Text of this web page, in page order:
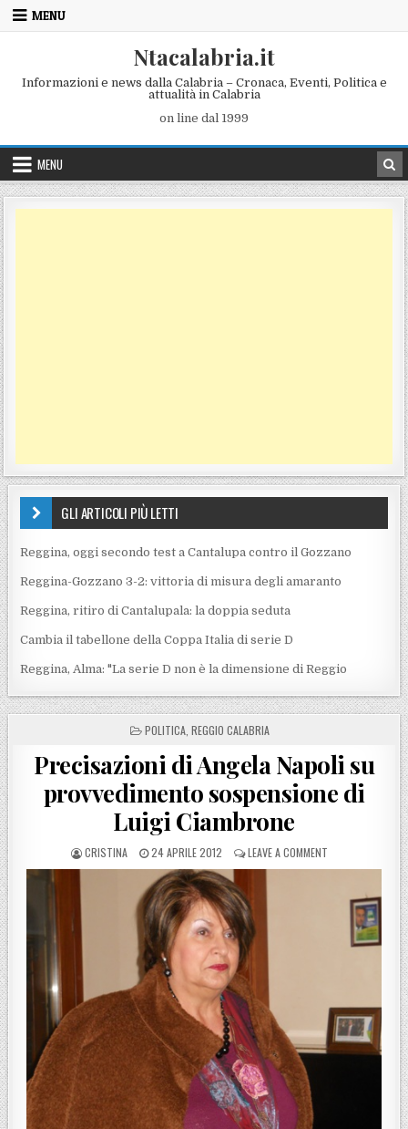
Skip to content
MENU
Ntacalabria.it
Informazioni e news dalla Calabria – Cronaca, Eventi, Politica e
attualità in Calabria
on line dal 1999
MENU
GLI ARTICOLI PIÙ LETTI
Reggina, oggi secondo test a Cantalupa contro il Gozzano
Reggina-Gozzano 3-2: vittoria di misura degli amaranto
Reggina, ritiro di Cantalupala: la doppia seduta
Cambia il tabellone della Coppa Italia di serie D
Reggina, Alma: "La serie D non è la dimensione di Reggio
POSTED IN
POLITICA, REGGIO CALABRIA
Precisazioni di Angela Napoli su
provvedimento sospensione di
Luigi Ciambrone
POSTED BY
CRISTINA POSTED ON
24 APRILE 2012 LEAVE A COMMENT ON